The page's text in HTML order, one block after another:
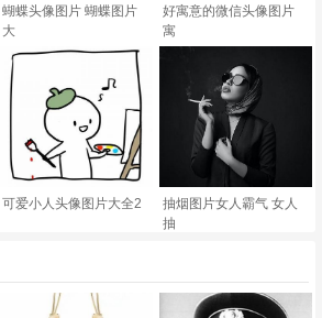
蝴蝶头像图片 蝴蝶图片
大
好寓意的微信头像图片
寓
可爱小人头像图片大全2
抽烟图片女人霸气 女人
抽